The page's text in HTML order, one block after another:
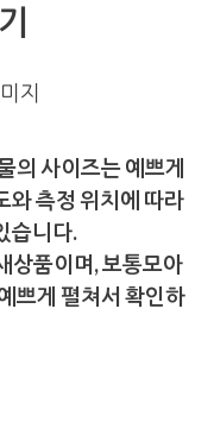
의 사이즈는 예쁘게
와 측정 위치에 따라
습니다.
상품이며, 보통모아
쁘게 펼쳐서 확인하